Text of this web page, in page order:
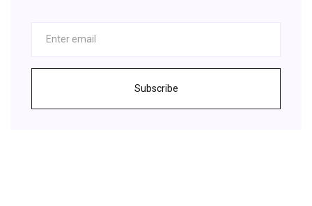
Subscribe